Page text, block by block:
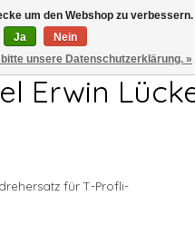
7.00-13.00Uhr
Erwin
für T-Profli-
um den Webshop zu verbessern.
Ja
Nein
unsere Datenschutzerklärung. »